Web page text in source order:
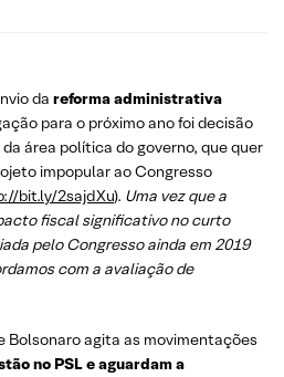
da reforma administrativa
para o próximo ano foi decisão
área política do governo, que quer
impopular ao Congresso
bit.ly/2sajdXu). Uma vez que a
fiscal significativo no curto
pelo Congresso ainda em 2019
com a avaliação de
Bolsonaro agita as movimentações
no PSL e aguardam a